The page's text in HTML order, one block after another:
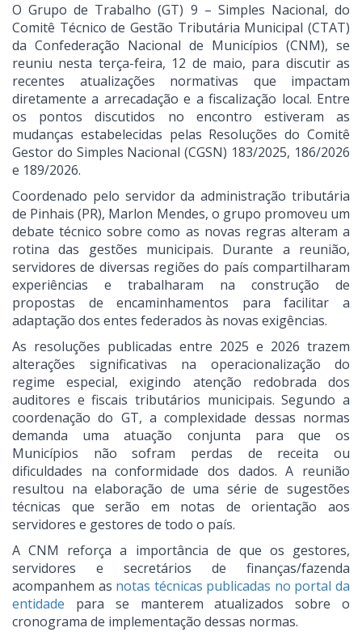
O Grupo de Trabalho (GT) 9 – Simples Nacional, do
Comitê Técnico de Gestão Tributária Municipal (CTAT)
da Confederação Nacional de Municípios (CNM), se
reuniu nesta terça-feira, 12 de maio, para discutir as
recentes atualizações normativas que impactam
diretamente a arrecadação e a fiscalização local. Entre
os pontos discutidos no encontro estiveram as
mudanças estabelecidas pelas Resoluções do Comitê
Gestor do Simples Nacional (CGSN) 183/2025, 186/2026
e 189/2026.
Coordenado pelo servidor da administração tributária
de Pinhais (PR), Marlon Mendes, o grupo promoveu um
debate técnico sobre como as novas regras alteram a
rotina das gestões municipais. Durante a reunião,
servidores de diversas regiões do país compartilharam
experiências e trabalharam na construção de
propostas de encaminhamentos para facilitar a
adaptação dos entes federados às novas exigências.
As resoluções publicadas entre 2025 e 2026 trazem
alterações significativas na operacionalização do
regime especial, exigindo atenção redobrada dos
auditores e fiscais tributários municipais. Segundo a
coordenação do GT, a complexidade dessas normas
demanda uma atuação conjunta para que os
Municípios não sofram perdas de receita ou
dificuldades na conformidade dos dados. A reunião
resultou na elaboração de uma série de sugestões
técnicas que serão em notas de orientação aos
servidores e gestores de todo o país.
A CNM reforça a importância de que os gestores,
servidores e secretários de finanças/fazenda
acompanhem as notas técnicas publicadas no portal da
entidade para se manterem atualizados sobre o
cronograma de implementação dessas normas.